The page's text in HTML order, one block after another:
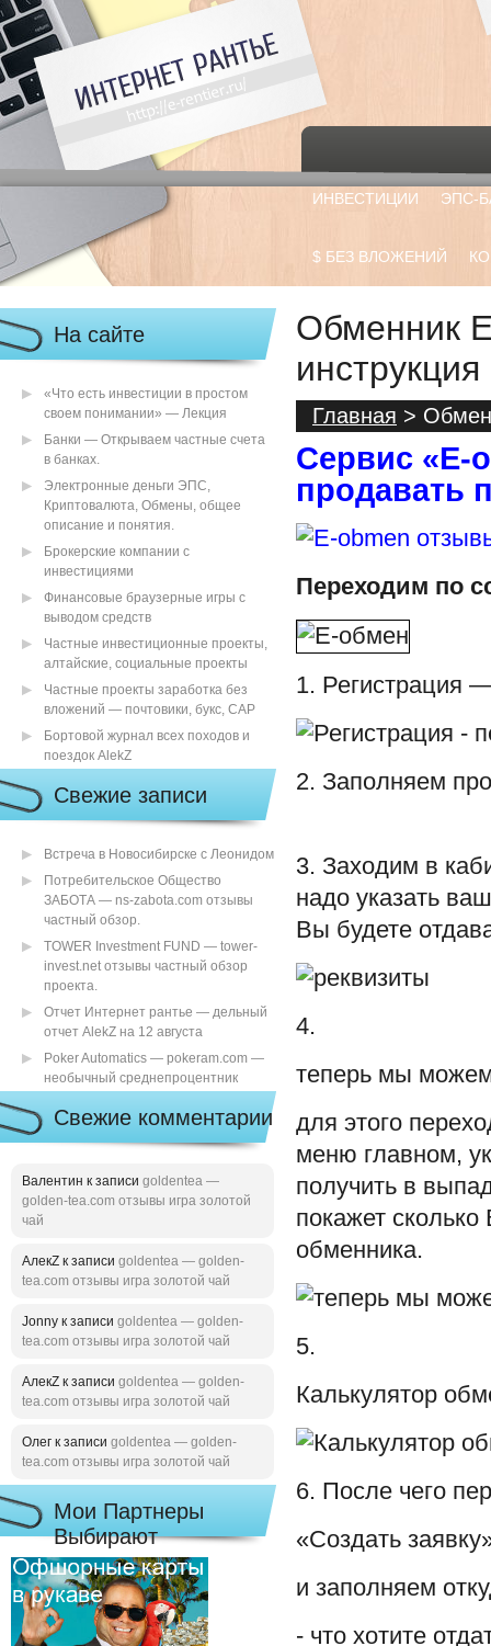
ИНВЕСТИЦИИ ЭПС-
$ БЕЗ ВЛОЖЕНИЙ
На сайте
«Что есть инвестиции в простом
своем понимании» — Лекция
Банки — Открываем частные счета
в банках.
Электронные деньги ЭПС,
Криптовалюта, Обмены, общее
описание и понятия.
Брокерские компании с
инвестициями
Финансовые браузерные игры с
выводом средств
Частные инвестиционные проекты,
алтайские, социальные проекты
Частные проекты заработка без
вложений — почтовики, букс, САР
Бортовой журнал всех походов и
поездок AlekZ
Свежие записи
Встреча в Новосибирске с Леонидом
Потребительское Общество
ЗАБОТА — ns-zabota.com отзывы
частный обзор.
TOWER Investment FUND — tower-
invest.net отзывы частный обзор
проекта.
Отчет Интернет рантье — дельный
отчет AlekZ на 12 августа
Poker Automatics — pokeram.com —
необычный среднепроцентник
Свежие комментарии
Валентин к записи goldentea —
golden-tea.com отзывы игра золотой
чай
АлекZ к записи goldentea — golden-
tea.com отзывы игра золотой чай
Jonny к записи goldentea — golden-
tea.com отзывы игра золотой чай
АлекZ к записи goldentea — golden-
tea.com отзывы игра золотой чай
Олег к записи goldentea — golden-
tea.com отзывы игра золотой чай
Мои Партнеры
Выбирают
Обменник
инструкция
Главная >
Сервис «Е-
продавать
Переходим по
1. Регистрация
2. Заполняем
3. Заходим в
надо указать
Вы будете
4.
теперь мы
для этого
меню главном,
получить в
покажет
обменника.
5.
Калькулятор
6. После чего
«Создать
и заполняем
- что хотите